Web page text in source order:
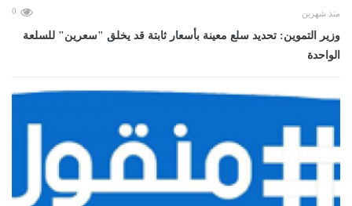
منذ شهرين 0
وزير التموين: تحديد سلع معينة بأسعار ثابتة قد يخلق "سعرين" للسلعة
الواحدة